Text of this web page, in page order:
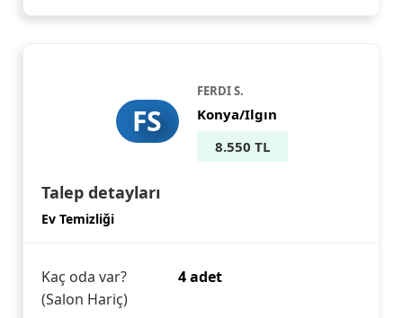
FS
FERDI S.
Konya/Ilgın
8.550 TL
Talep detayları
Ev Temizliği
Kaç oda var?
(Salon Hariç)
4 adet